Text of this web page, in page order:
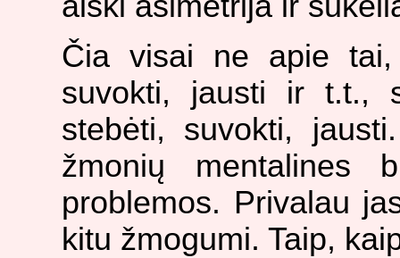
Čia visai ne apie
suvokti, jausti ir t.t.,
stebėti, suvokti,
žmonių mentalines
problemos. Privalau
kitu žmogumi. Taip,